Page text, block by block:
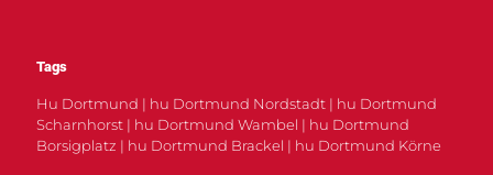
Tags
Hu Dortmund | hu Dortmund Nordstadt | hu Dortmund
Scharnhorst | hu Dortmund Wambel | hu Dortmund
Borsigplatz | hu Dortmund Brackel | hu Dortmund Körne